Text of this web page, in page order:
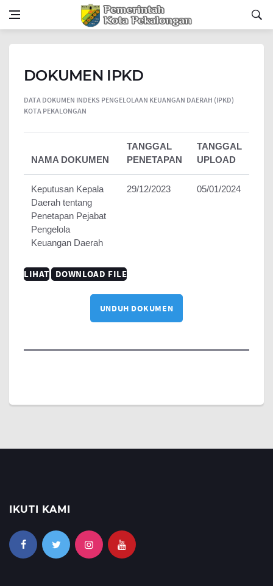
DOKUMEN IPKD
DATA DOKUMEN INDEKS PENGELOLAAN KEUANGAN DAERAH (IPKD)
KOTA PEKALONGAN
NAMA DOKUMEN
TANGGAL
PENETAPAN
TANGGAL
UPLOAD
Keputusan Kepala
Daerah tentang
Penetapan Pejabat
Pengelola
Keuangan Daerah
29/12/2023 05/01/2024
LIHAT DOWNLOAD FILE
UNDUH DOKUMEN
IKUTI KAMI